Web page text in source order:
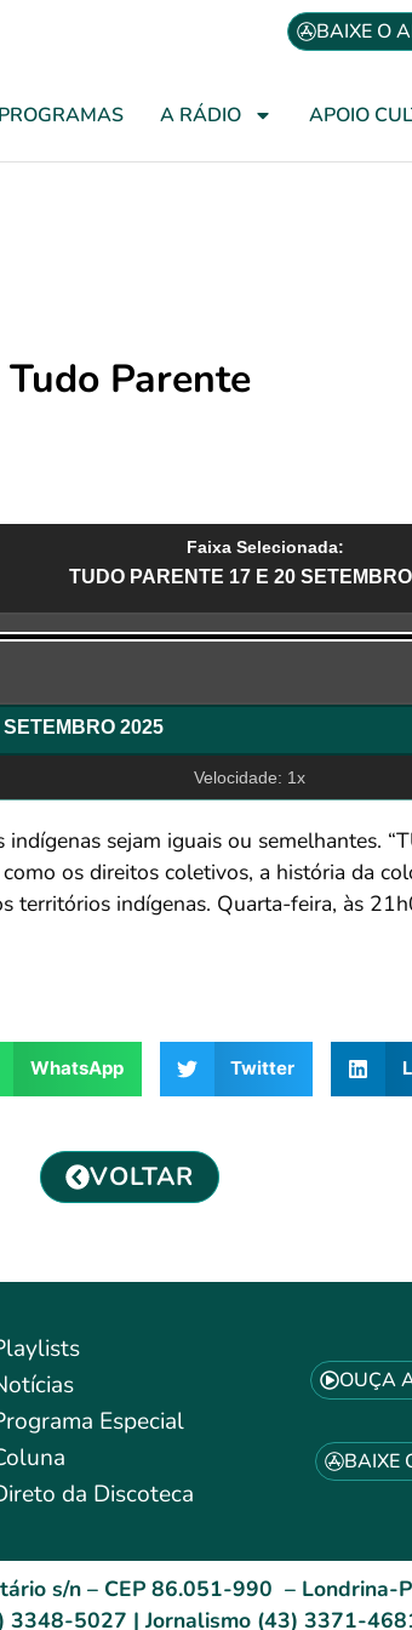
BAIXE O
PROGRAMAS A RÁDIO APOIO
Tudo Parente
Faixa Selecionada:
TUDO PARENTE 17 E 20
2025
Velocidade: 1x
sejam iguais ou semelhantes.
os direitos coletivos, a história da
territórios indígenas. Quarta-feira, às
WhatsApp Twitter
VOLTAR
Especial
da Discoteca
OUÇA
BAIXE
s/n – CEP 86.051-990 – Londrina-
3348-5027 | Jornalismo (43) 3371-